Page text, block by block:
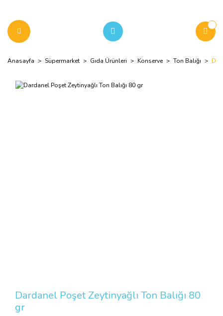
Anasayfa Süpermarket Gıda Ürünleri Konserve Ton Balığı
Dardanel Poşet Zeytinyağlı Ton Balığı 80
gr